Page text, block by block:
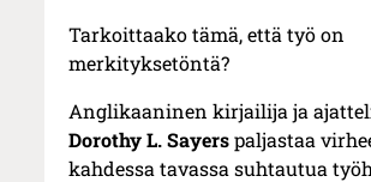
Tarkoittaako tämä, että työ on
merkityksetöntä?
Anglikaaninen kirjailija ja
Dorothy L. Sayerspaljastaa
kahdessa tavassa suhtautua